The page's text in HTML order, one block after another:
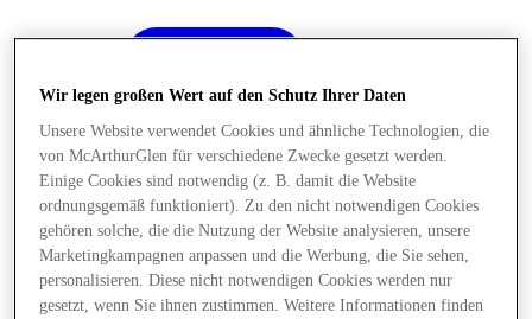
Wir legen großen Wert auf den Schutz Ihrer Daten
Unsere Website verwendet Cookies und ähnliche Technologien, die
von McArthurGlen für verschiedene Zwecke gesetzt werden.
Einige Cookies sind notwendig (z. B. damit die Website
ordnungsgemäß funktioniert). Zu den nicht notwendigen Cookies
gehören solche, die die Nutzung der Website analysieren, unsere
Marketingkampagnen anpassen und die Werbung, die Sie sehen,
personalisieren. Diese nicht notwendigen Cookies werden nur
gesetzt, wenn Sie ihnen zustimmen. Weitere Informationen finden